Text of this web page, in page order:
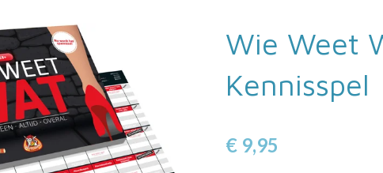
Wie Weet
Kennisspel
€ 9,95